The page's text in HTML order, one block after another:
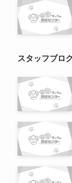
スタッフブロ